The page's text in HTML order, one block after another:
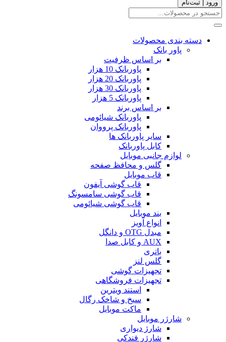
ورود | ثبت‌نام
دسته بندی محصولات
پاور بانک
بر اساس ظرفیت
پاوربانک 10 هزار
پاوربانک 20 هزار
پاوربانک 30 هزار
پاوربانک 5 هزار
بر اساس برند
پاوربانک شیائومی
پاوربانک پرووان
سایر پاوربانک ها
کابل پاوربانک
لوازم جانبی موبایل
گلس و محافظ صفحه
قاب موبایل
قاب گوشی آیفون
قاب گوشی سامسونگ
قاب گوشی شیائومی
بند موبایل
انواع آویز
مبدل OTG و دانگل
AUX و کابل صدا
باتری
گلس لنز
تجهیزات گوشی
تجهیزات فروشگاهی
استند ویترین
سیخ و شاخک رگال
ماکت موبایل
شارژر موبایل
شارژ دیواری
شارژر فندکی